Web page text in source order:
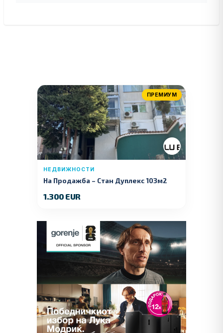
ПРЕМИУМ
НЕДВИЖНОСТИ
На Продажба – Стан Дуплекс 103м2
1.300 EUR